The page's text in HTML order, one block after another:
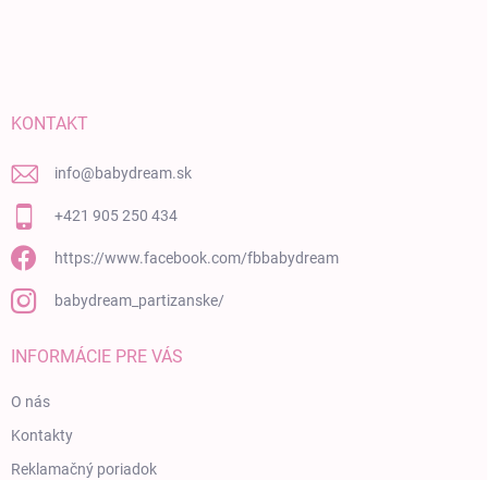
KONTAKT
info@babydream.sk
+421 905 250 434
https://www.facebook.com/fbbabydream
babydream_partizanske/
INFORMÁCIE PRE VÁS
O nás
Kontakty
Reklamačný poriadok